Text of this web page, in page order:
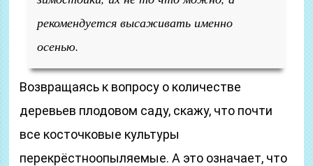
рекомендуется высаживать именно
осенью.
Возвращаясь к вопросу о количестве
деревьев плодовом саду, скажу, что почти
все косточковые культуры
перекрёстноопыляемые. А это означает, что